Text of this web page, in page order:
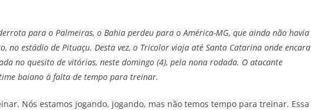
para o Palmeiras, o Bahia perdeu para o América-MG, que ainda não havia
no estádio de Pituaçu. Desta vez, o Tricolor viaja até Santa Catarina onde encara
no quesito de vitórias, neste domingo (4), pela nona rodada. O atacante
baiano à falta de tempo para treinar.
Nós estamos jogando, jogando, mas não temos tempo para treinar. Essa